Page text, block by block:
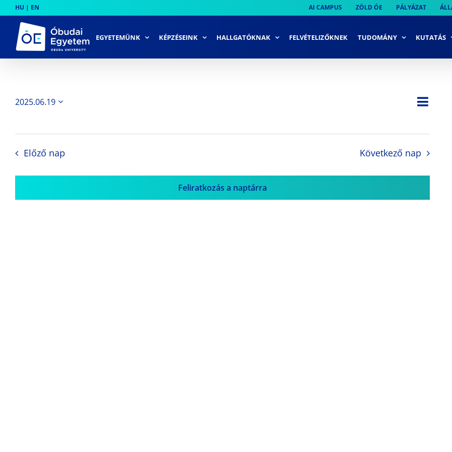
to
content
HU | EN AI CAMPUS ZÖLD ÓE PÁLYÁZAT
EGYETEMÜNK KÉPZÉSEINK HALLGATÓKNAK FELVÉTELIZŐKNEK TUDOMÁNY KUTATÁS
Nap
2025.06.19
Előző nap Következő nap
Feliratkozás a naptárra